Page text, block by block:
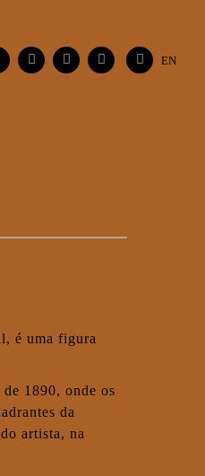
FacebookInstagramVimeo Flickr Contactos
EN
é uma figura
1890, onde os
da
artista, na